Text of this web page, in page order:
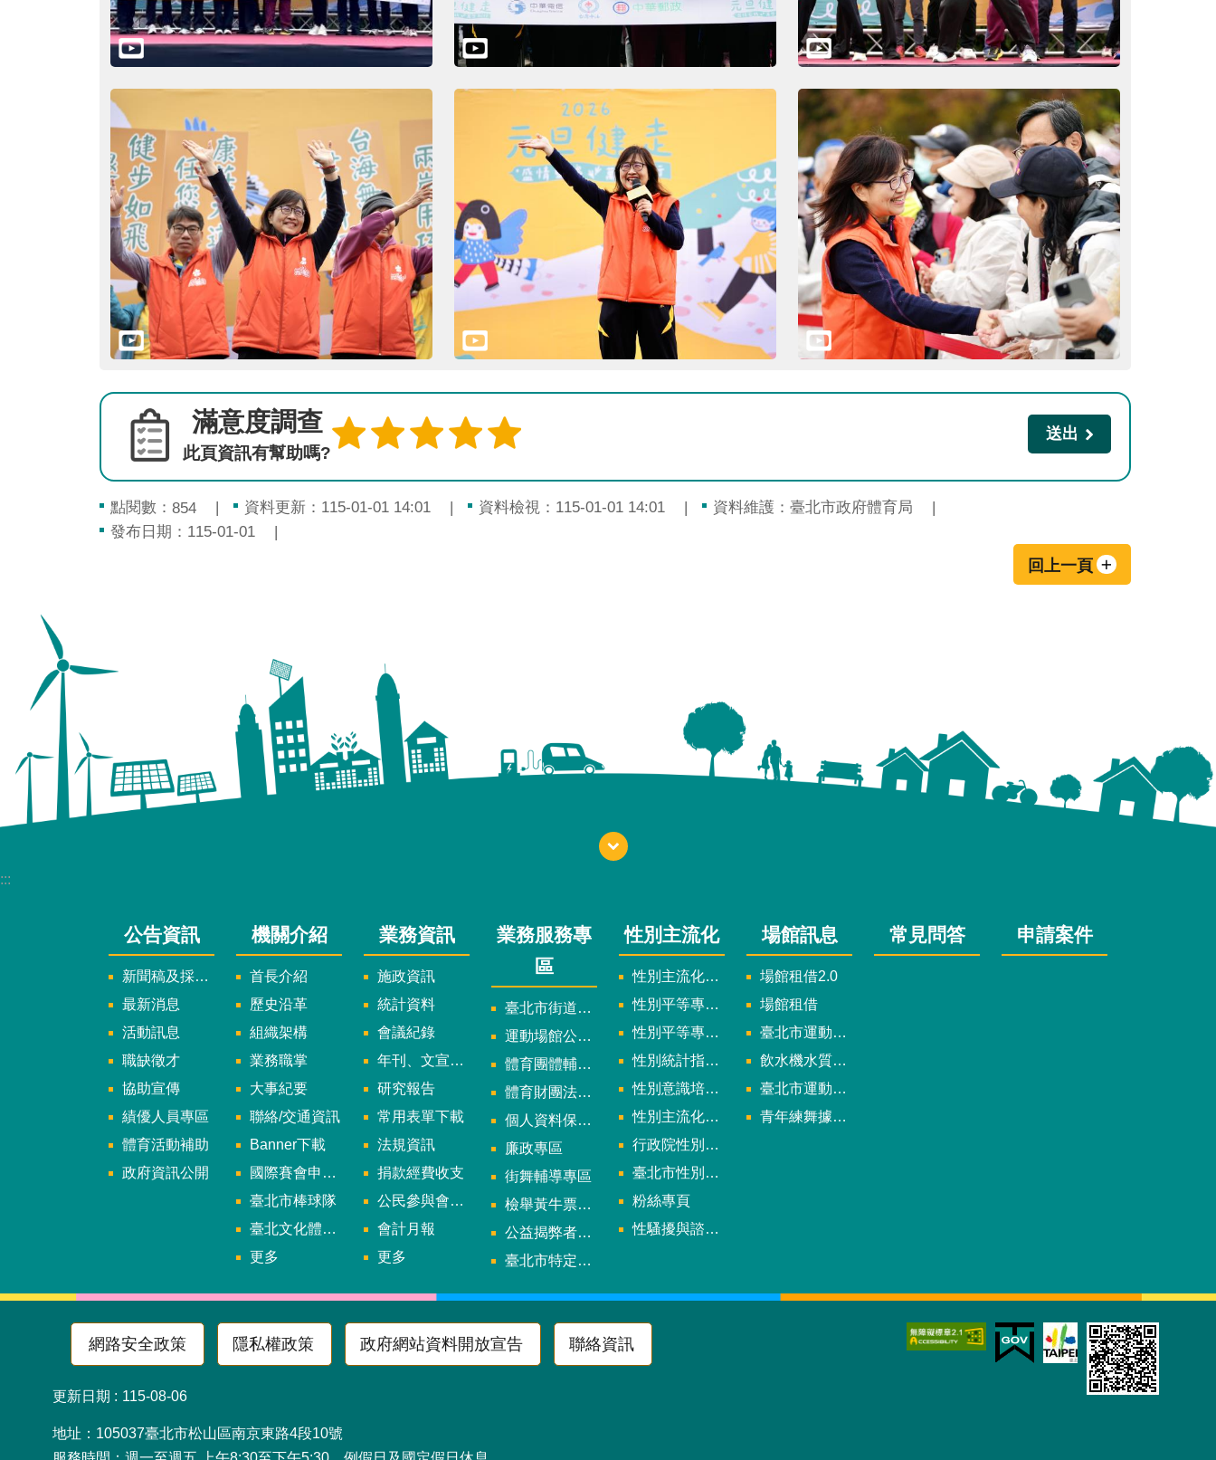
滿意度調查
此頁資訊有幫助嗎?
點閱數： 854 資料更新：115-01-01 14:01 資料檢視：115-01-01 14:01
資料維護：臺北市政府體育局
發布日期：115-01-01
回上一頁
:::
公告資訊
新聞稿及採訪通知
最新消息
活動訊息
職缺徵才
協助宣傳
績優人員專區
體育活動補助
政府資訊公開
機關介紹
首長介紹
歷史沿革
組織架構
業務職掌
大事紀要
聯絡/交通資訊
Banner下載
國際賽會申辦暨籌辦小組
臺北市棒球隊
臺北文化體育園區
更多
業務資訊
施政資訊
統計資料
會議紀錄
年刊、文宣及出版品
研究報告
常用表單下載
法規資訊
捐款經費收支
公民參與會議資訊
會計月報
更多
業務服務專
區
臺北市街道遊戲申請專區
運動場館公司設立輔導專區
體育團體輔導訪視
體育財團法人/公益信託專區
個人資料保護專區
廉政專區
街舞輔導專區
檢舉黃牛票專區
公益揭弊者保護法專區
臺北市特定族群體適能指導證照參考名單申請認可計畫
性別主流化
性別主流化實施計畫暨細部計畫
性別平等專案小組委員名單
性別平等專案小組會議紀錄
性別統計指標及項目
性別意識培力、統計分析案、影響評估案
性別主流化年度成果報告
行政院性別平等會
臺北市性別平等辦公室
粉絲專頁
性騷擾與諮詢專區
場館訊息
場館租借2.0
場館租借
臺北市運動中心
飲水機水質檢驗報告
臺北市運動中心預約系統
青年練舞據點地圖
常見問答 申請案件
網路安全政策 隱私權政策 政府網站資料開放宣告 聯絡資訊
更新日期 115-08-06
地址：105037臺北市松山區南京東路4段10號